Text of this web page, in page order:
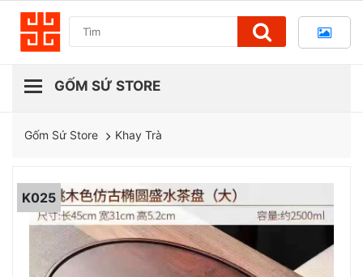
Gốm Sứ Store Khay Trà
K025